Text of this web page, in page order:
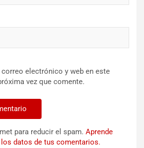
correo electrónico y web en este
vez que comente.
para reducir el spam. Aprende
datos de tus comentarios.